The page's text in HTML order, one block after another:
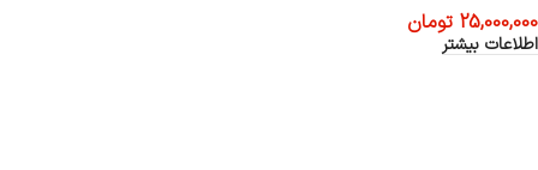
25,000,000 تومان
اطلاعات بیشتر